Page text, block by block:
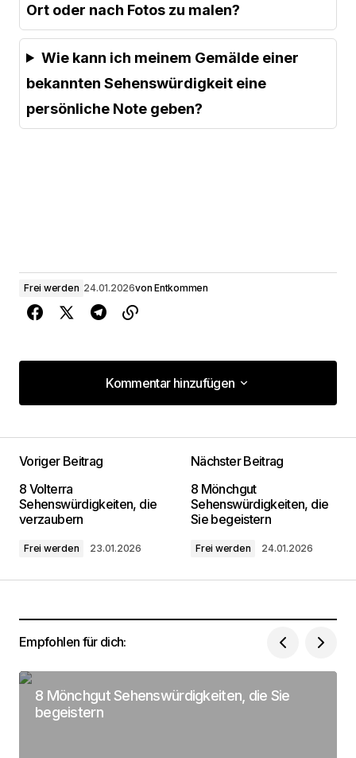
Ort oder nach Fotos zu malen?
Wie kann ich meinem Gemälde einer
bekannten Sehenswürdigkeit eine
persönliche Note geben?
Frei werden 24.01.2026von Entkommen
Kommentar hinzufügen
Kommentar hinzufügen
Deine E-Mail-Adresse wird nicht
veröffentlicht.
Erforderliche Felder sind mit
markiert
Kommentar*
Dein Name*
Deine Email Adresse*
Voriger Beitrag
8 Volterra
Sehenswürdigkeiten, die
verzaubern
Frei werden 23.01.2026
Nächster Beitrag
8 Mönchgut
Sehenswürdigkeiten, die
Sie begeistern
Frei werden 24.01.2026
Empfohlen für dich:
8 Mönchgut Sehenswürdigkeiten, die Sie
begeistern